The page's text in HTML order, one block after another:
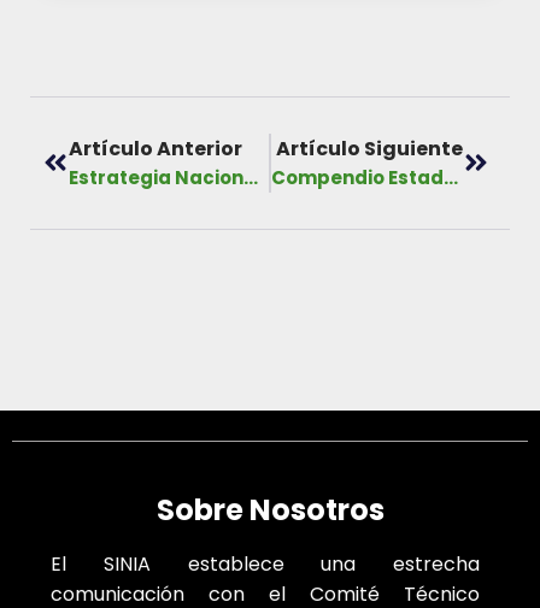
Artículo Anterior
Estrategia Nacional del Ambiente 2021- 2031
Artículo Siguiente
Compendio Estadístico Ambiental I Semestre 2022
Sobre Nosotros
El SINIA establece una estrecha
comunicación con el Comité Técnico